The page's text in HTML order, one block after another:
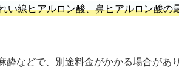
い線ヒアルロン酸、鼻ヒアルロン酸の
などで、別途料金がかかる場合があ